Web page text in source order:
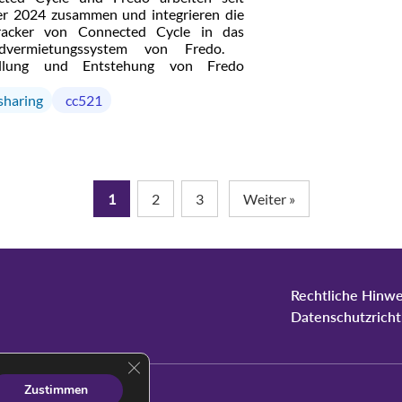
2024 zusammen und integrieren die
von Connected Cycle in das
von Fredo.
und Entstehung von Fredo
in einem Versicherungsunternehmen,
cc521
1 2 3 Weiter »
Rechtliche
Zustimmen
GDPR Cookie-Banner schließen